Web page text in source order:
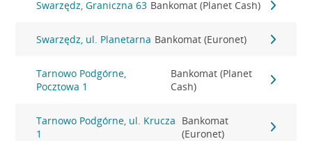
Swarzędz, Graniczna 63 Bankomat (Planet Cash)
Swarzędz, ul. Planetarna Bankomat (Euronet)
Tarnowo Podgórne,
Pocztowa 1
Bankomat (Planet
Cash)
Tarnowo Podgórne, ul. Krucza
1
Bankomat
(Euronet)